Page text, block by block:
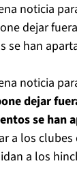
noticia
dejar
se han
noticia
dejar
se han
a los
a los